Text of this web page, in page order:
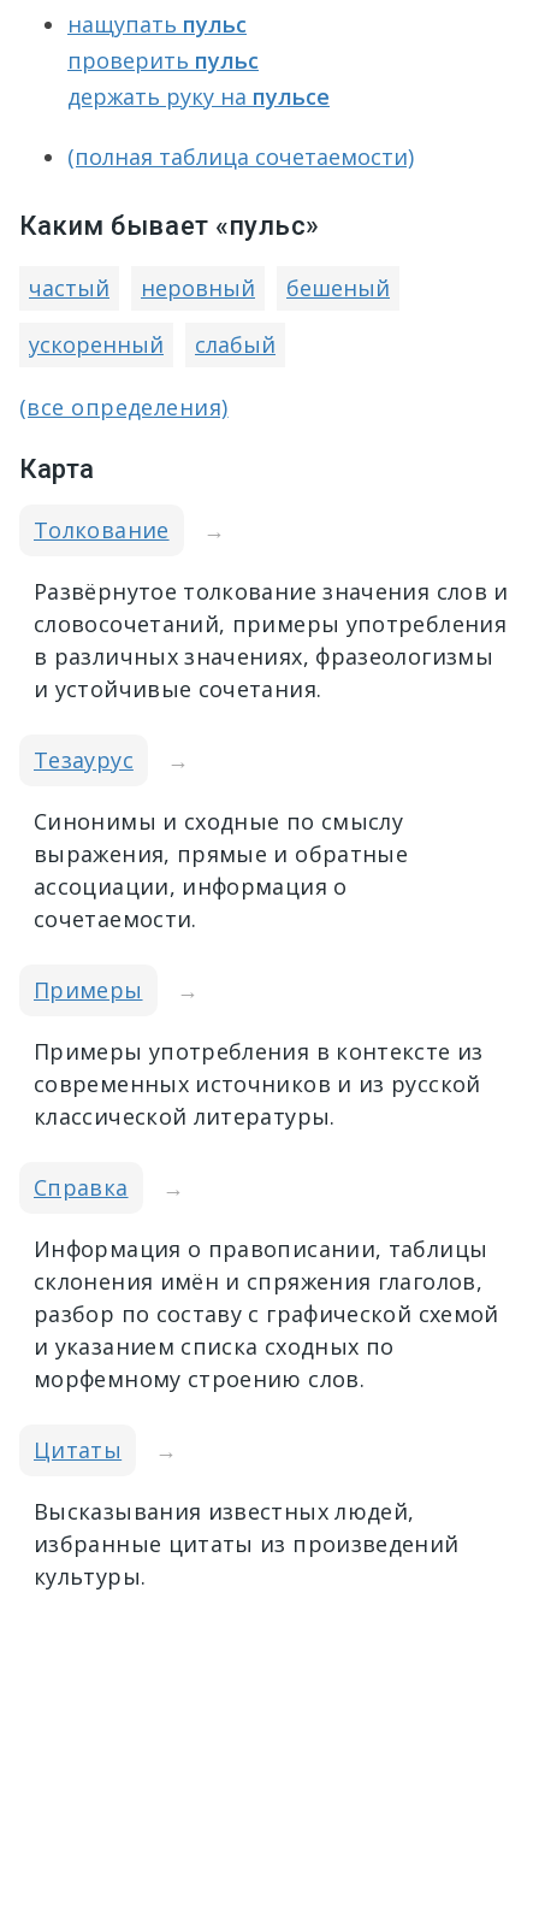
нащупать пульс
проверить пульс
держать руку на пульсе
(полная таблица сочетаемости)
Каким бывает «пульс»
частый неровный
бешеный
ускоренный
слабый
(все определения)
Карта
Толкование →
Развёрнутое толкование значения слов и
словосочетаний, примеры употребления
в различных значениях, фразеологизмы
и устойчивые сочетания.
Тезаурус →
Синонимы и сходные по смыслу
выражения, прямые и обратные
ассоциации, информация о
сочетаемости.
Примеры →
Примеры употребления в контексте из
современных источников и из русской
классической литературы.
Справка →
Информация о правописании, таблицы
склонения имён и спряжения глаголов,
разбор по составу с графической схемой
и указанием списка сходных по
морфемному строению слов.
Цитаты →
Высказывания известных людей,
избранные цитаты из произведений
культуры.